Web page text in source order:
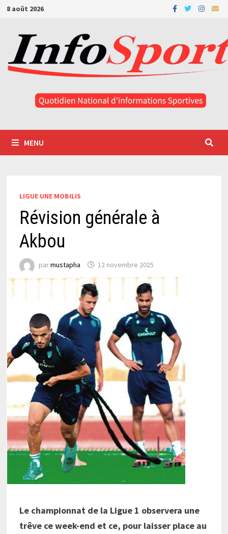
Passer
contenu
8 août 2026
MENU
LIGUE UNE MOBILIS
Révision générale à
Akbou
parmustapha 12 novembre 2025
Le championnat de la Ligue 1 observera une
trêve ce week-end et ce, pour laisser place au